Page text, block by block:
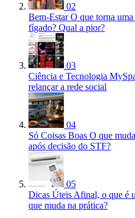
02
Bem-Estar O que torna
fígado? Qual a pior?
03
Ciência e Tecnologia
relançar a rede social
04
Só Coisas Boas O que
após decisão do STF?
05
Dicas Úteis Afinal, o que é
que muda na prática?